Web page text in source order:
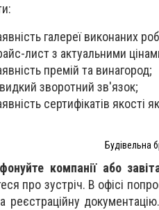
галереї виконаних
лист з актуальними
премій та винагород;
зворотний зв'язок;
сертифікатів якості
Будівельна
компанії або
про зустріч. В офісі
реєстраційну